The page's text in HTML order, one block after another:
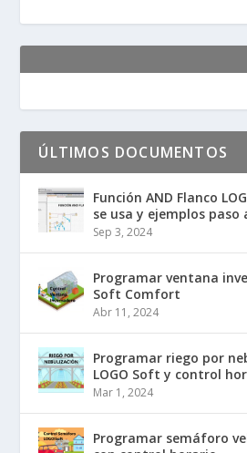
ÚLTIMOS DOCUMENTOS
Función AND Flanco
se usa y ejemplos paso
Sep 3, 2024
Programar ventana
Soft Comfort
Abr 11, 2024
Programar riego por
LOGO Soft y control
Mar 1, 2024
Programar semáforo